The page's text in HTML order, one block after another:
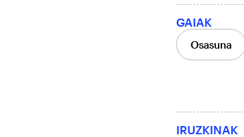
GAIAK
Osasuna
IRUZKINAK